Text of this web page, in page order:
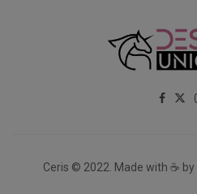
Ceris © 2022. Made with ☕ by